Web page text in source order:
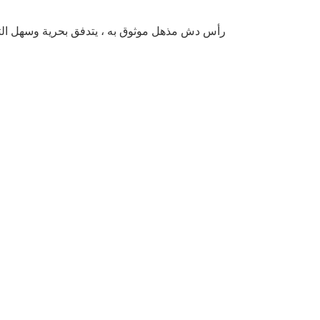
رأس دش مذهل موثوق به ، يتدفق بحرية وسهل